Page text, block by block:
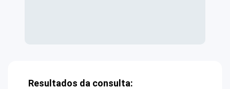
Resultados da consulta: